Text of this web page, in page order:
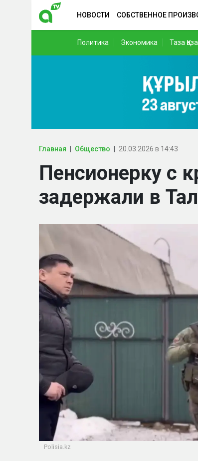
НОВОСТИ СОБСТВЕННОЕ
Политика Экономика Таза
Главная Общество 20.03.2026 в 14:43
Пенсионерку с
задержали в
Polisia.kz